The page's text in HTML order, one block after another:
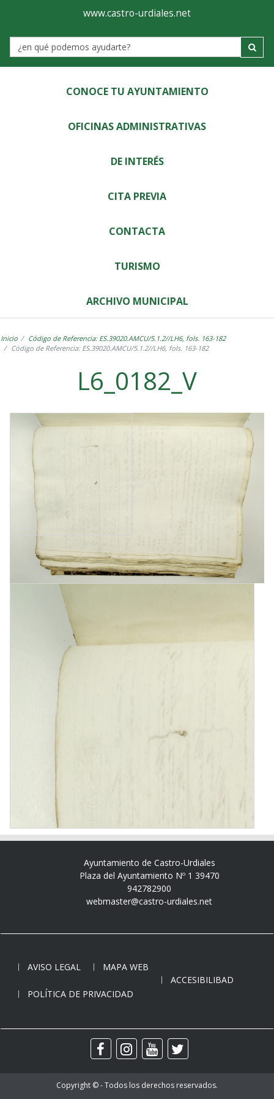
Ayuntamiento
de
Castro-
Urdiales
www.castro-urdiales.net
Label
CONOCE TU AYUNTAMIENTO
OFICINAS ADMINISTRATIVAS
DE INTERÉS
CITA PREVIA
CONTACTA
TURISMO
ARCHIVO MUNICIPAL
Inicio
Código de Referencia: ES.39020.AMCU/5.1.2//LH6, fols. 163-182
Código de Referencia: ES.39020.AMCU/5.1.2//LH6, fols. 163-182
L6_0182_V
Ayuntamiento de Castro-Urdiales
Plaza del Ayuntamiento Nº 1 39470
942782900
webmaster@castro-urdiales.net
AVISO LEGAL
MAPA WEB
ACCESIBILIBAD
POLÍTICA DE PRIVACIDAD
Copyright © - Todos los derechos reservados.